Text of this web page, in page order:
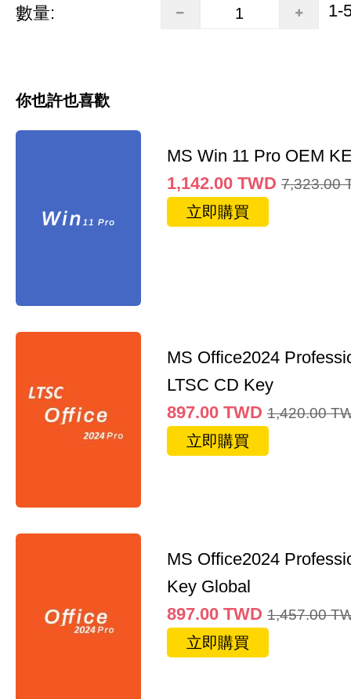
數量: 1-
你也許也喜歡
MS Win 11 Pro OEM
1,142.00 TWD 7,323.00
立即購買
MS Office2024
LTSC CD Key
897.00 TWD 1,420.00
立即購買
MS Office2024
Key Global
897.00 TWD 1,457.00
立即購買